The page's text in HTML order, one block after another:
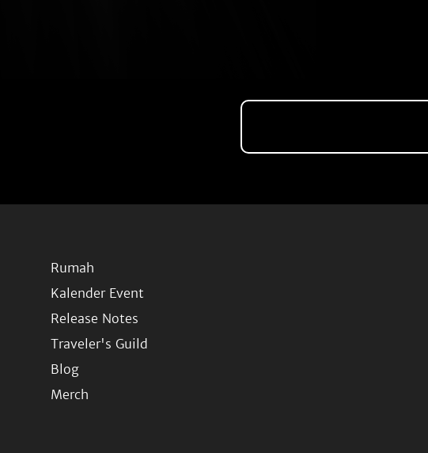
Rumah
Kalender Event
Release Notes
Traveler's Guild
Blog
Merch